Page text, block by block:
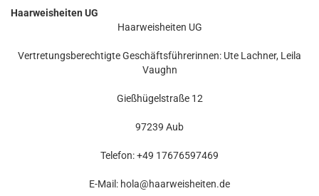
Haarweisheiten UG
Haarweisheiten UG
Vertretungsberechtigte Geschäftsführerinnen: Ute Lachner, Leila
Vaughn
Gießhügelstraße 12
97239 Aub
Telefon: +49 17676597469
E-Mail: hola@haarweisheiten.de